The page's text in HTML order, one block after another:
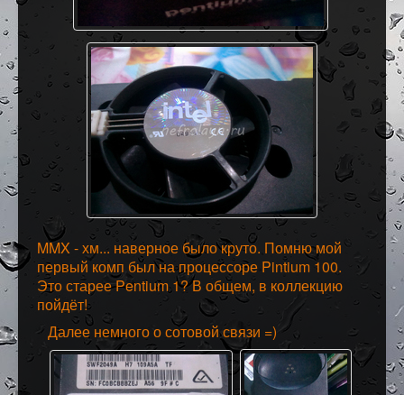
MMX - хм... наверное было круто. Помню мой
первый комп был на процессоре Pintium 100.
Это старее Pentium 1? В общем, в коллекцию
пойдёт!
Далее немного о сотовой связи =)